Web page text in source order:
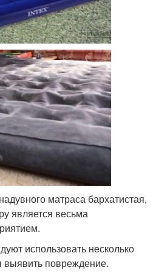
матраса бархатистая,
является весьма
использовать несколько
выявить повреждение.